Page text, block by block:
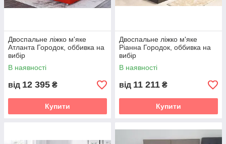
Двоспальне ліжко м'яке
Атланта Городок, оббивка на
вибір
В наявності
від 12 395 ₴
Купити
Двоспальне ліжко м'яке
Ріанна Городок, оббивка на
вибір
В наявності
від 11 211 ₴
Купити